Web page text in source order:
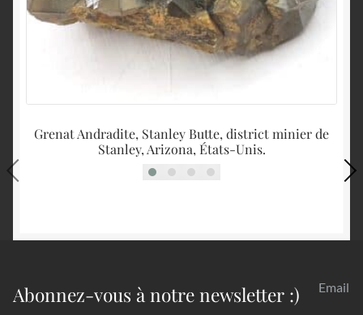
Grenat Andradite, Stanley Butte, district minier de
Stanley, Arizona, États-Unis.
Abonnez-vous à notre newsletter :) Email